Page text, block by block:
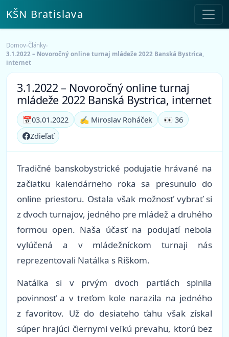
KŠN Bratislava
Domov›Články›
3.1.2022 – Novoročný online turnaj mládeže 2022 Banská Bystrica,
internet
3.1.2022 – Novoročný online turnaj
mládeže 2022 Banská Bystrica, internet
📅03.01.2022 ✍️ Miroslav Roháček
👀 36
Zdieľať
Tradičné banskobystrické podujatie hrávané na
začiatku kalendárneho roka sa presunulo do
online priestoru. Ostala však možnosť vybrať si
z dvoch turnajov, jedného pre mládež a druhého
formou open. Naša účasť na podujatí nebola
vylúčená a v mládežníckom turnaji nás
reprezentovali Natálka s Riškom.
Natálka si v prvým dvoch partiách splnila
povinnosť a v treťom kole narazila na jedného
z favoritov. Už do desiateho ťahu však získal
súper hrajúci čiernymi veľkú prevahu, ktorú bez